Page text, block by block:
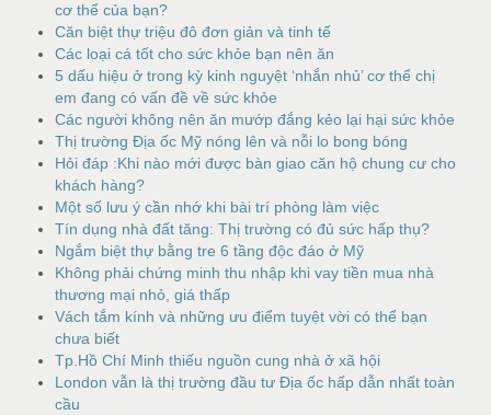
cơ thể của bạn?
Căn biệt thự triệu đô đơn giản và tinh tế
Các loại cá tốt cho sức khỏe bạn nên ăn
5 dấu hiệu ở trong kỳ kinh nguyệt ‘nhắn nhủ’ cơ thể chị
em đang có vấn đề về sức khỏe
Các người không nên ăn mướp đắng kẻo lại hại sức khỏe
Thị trường Địa ốc Mỹ nóng lên và nỗi lo bong bóng
Hỏi đáp :Khi nào mới được bàn giao căn hộ chung cư cho
khách hàng?
Một số lưu ý cần nhớ khi bài trí phòng làm việc
Tín dụng nhà đất tăng: Thị trường có đủ sức hấp thụ?
Ngắm biệt thự bằng tre 6 tầng độc đáo ở Mỹ
Không phải chứng minh thu nhập khi vay tiền mua nhà
thương mại nhỏ, giá thấp
Vách tắm kính và những ưu điểm tuyệt vời có thể bạn
chưa biết
Tp.Hồ Chí Minh thiếu nguồn cung nhà ở xã hội
London vẫn là thị trường đầu tư Địa ốc hấp dẫn nhất toàn
cầu